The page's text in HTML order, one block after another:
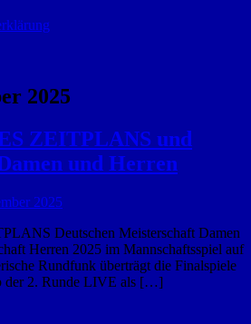
2025
ZEITPLANS und
und Herren
2025
Deutschen Meisterschaft Damen
Herren 2025 im Mannschaftsspiel auf
Rundfunk überträgt die Finalspiele
der 2. Runde LIVE als […]